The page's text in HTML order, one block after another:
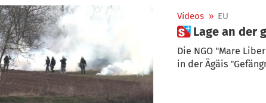
Videos » EU
 Lage an
Die NGO "Mare
in der Ägäis